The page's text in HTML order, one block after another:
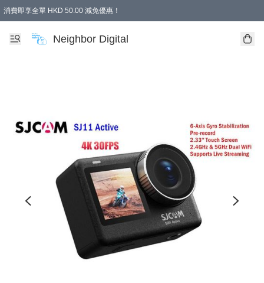
消費即享全單 HKD 50.00 減免優惠！
Neighbor Digital